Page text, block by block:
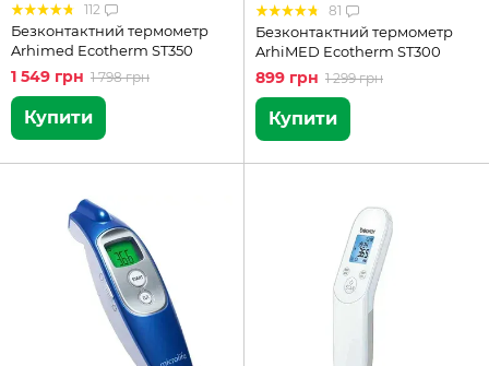
112
Безконтактний термометр
Arhimed Ecotherm ST350
1 549 грн 1 798 грн
Купити
81
Безконтактний термометр
ArhiMED Ecotherm ST300
899 грн 1 299 грн
Купити